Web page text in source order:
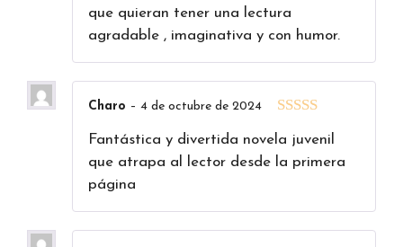
que quieran tener una lectura
agradable , imaginativa y con humor.
Charo – 4 de octubre de 2024
Fantástica y divertida novela juvenil
que atrapa al lector desde la primera
página